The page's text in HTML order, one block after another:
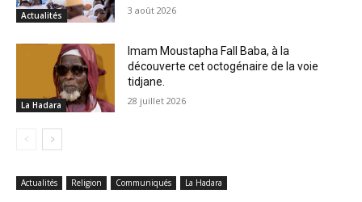
Actualités 3 août 2026
La Hadara
Imam Moustapha Fall Baba, à la
découverte cet octogénaire de la voie
tidjane.
28 juillet 2026
Actualités Religion Communiqués La Hadara